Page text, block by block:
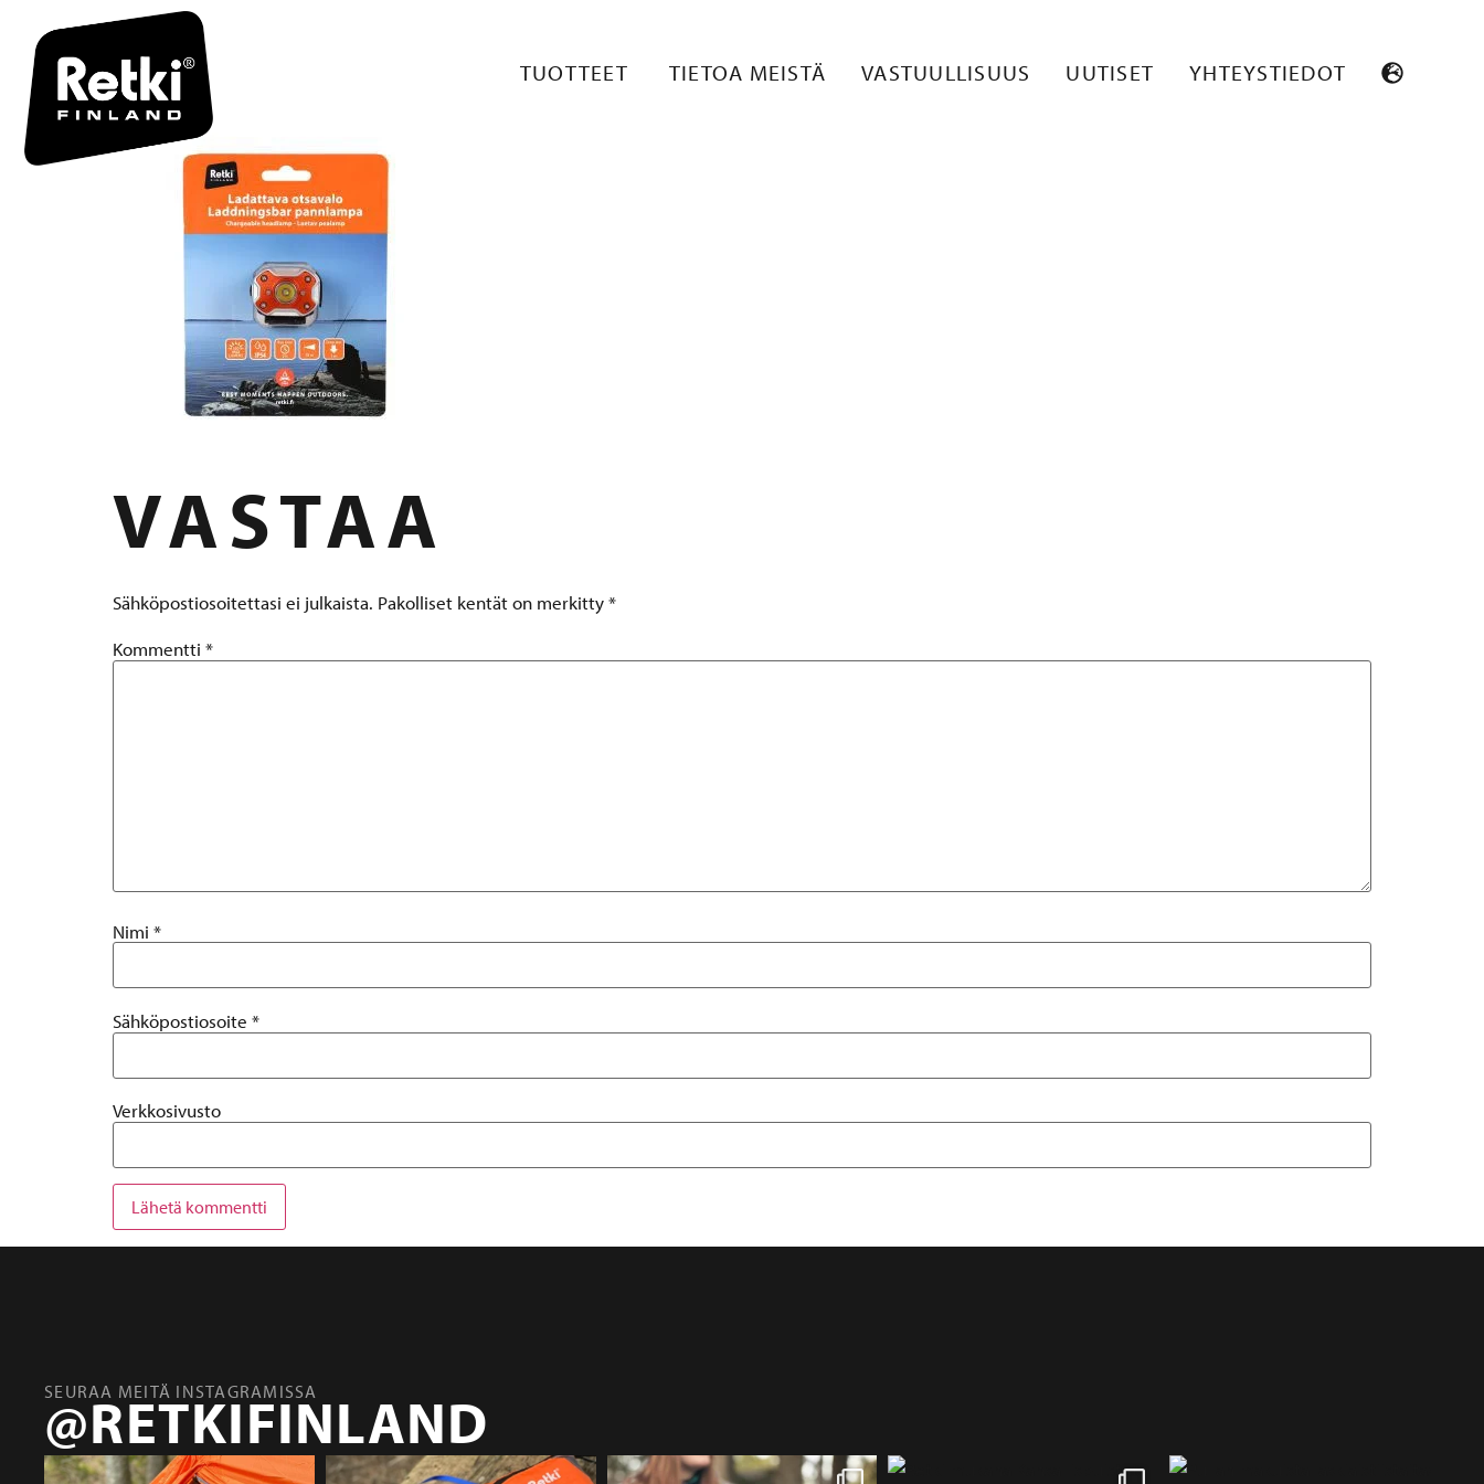
TUOTTEET TIETOA MEISTÄ VASTUULLISUUS UUTISET YHTEYSTIEDOT
R6943 BOX 1
VASTAA
Sähköpostiosoitettasi ei julkaista. Pakolliset kentät on merkitty*
Kommentti *
Nimi *
Sähköpostiosoite *
Verkkosivusto
SEURAA MEITÄ INSTAGRAMISSA
@RETKIFINLAND